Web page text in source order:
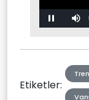
Pause Mute
Etiketler: